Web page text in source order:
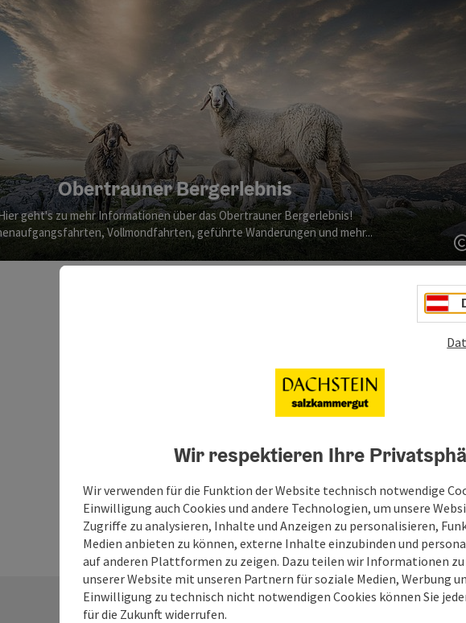
Obertrauner Bergerlebnis
geht's zu mehr Informationen über das Obertrauner Bergerlebnis!
Vollmondfahrten, geführte Wanderungen und mehr...
Wir respektieren Ihre
Wir verwenden für die Funktion der Website technisch notwendige
Einwilligung auch Cookies und andere Technologien, um unsere
Zugriffe zu analysieren, Inhalte und Anzeigen zu personalisieren,
Medien anbieten zu können, externe Inhalte einzubinden und
auf anderen Plattformen zu zeigen. Dazu teilen wir Informationen zu
unserer Website mit unseren Partnern für soziale Medien, Werbung
Einwilligung zu technisch nicht notwendigen Cookies können Sie
für die Zukunft widerrufen.